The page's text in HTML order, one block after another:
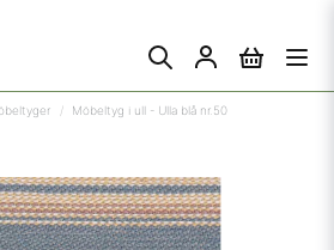
Möbeltyg i ull - Ulla blå nr.50